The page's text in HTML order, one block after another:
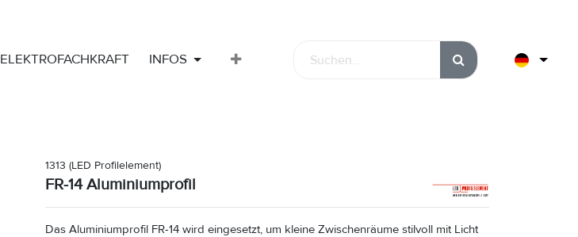
ELEKTROFACHKRAFT INFOS
1313 (LED Profilelement)
FR-14 Aluminiumprofil
Das Aluminiumprofil FR-14 wird eingesetzt, um kleine Zwischenräume stilvoll mit Licht